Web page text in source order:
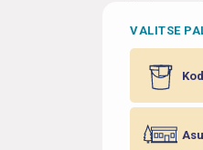
VALITSE